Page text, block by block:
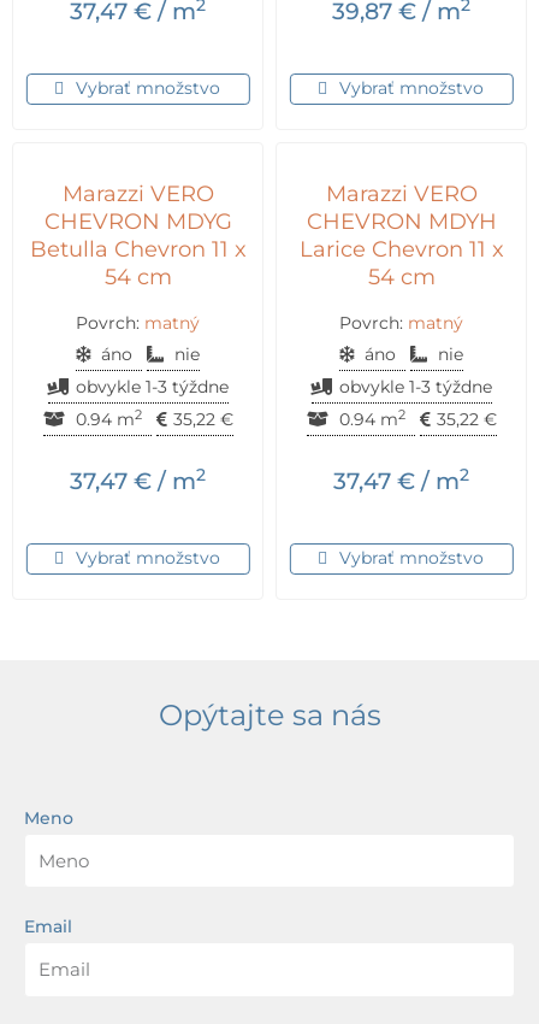
37,47 € / m2
Vybrať množstvo
39,87 € / m2
Vybrať množstvo
Marazzi VERO
CHEVRON MDYG
Betulla Chevron 11 x
54 cm
Povrch: matný
áno
nie
obvykle 1-3 týždne
0.94 m2 35,22 €
37,47 € / m2
Vybrať množstvo
Marazzi VERO
CHEVRON MDYH
Larice Chevron 11 x
54 cm
Povrch: matný
áno
nie
obvykle 1-3 týždne
0.94 m2 35,22 €
37,47 € / m2
Vybrať množstvo
Opýtajte sa nás
Meno
Email